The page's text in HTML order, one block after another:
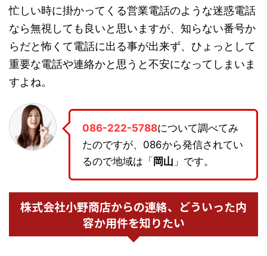
忙しい時に掛かってくる営業電話のような迷惑電話
なら無視しても良いと思いますが、知らない番号か
らだと怖くて電話に出る事が出来ず、ひょっとして
重要な電話や連絡かと思うと不安になってしまいま
すよね。
086-222-5788について調べてみ
たのですが、086から発信されてい
るので地域は「 岡山 」です。
株式会社小野商店からの連絡、どういった内
容か用件を知りたい